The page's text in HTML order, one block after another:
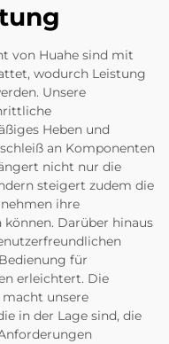
von Huahe sind mit
wodurch Leistung
Unsere
Heben und
an Komponenten
nicht nur die
steigert zudem die
ihre
Darüber hinaus
für
erleichtert. Die
unsere
in der Lage sind, die